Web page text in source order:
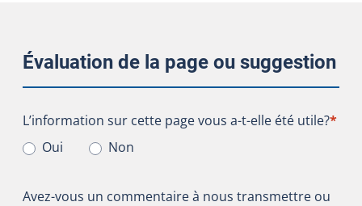
Évaluation de la page ou suggestion
L’information sur cette page vous a-t-elle été utile?
L’information sur cette page vous a-t-elle été utile?*
Oui
Non
Avez-vous un commentaire à nous transmettre ou